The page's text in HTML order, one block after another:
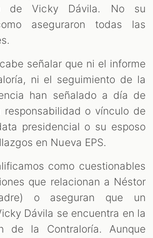
de Vicky Dávila. No su
aseguraron todas las
señalar que ni el informe
ni el seguimiento de la
han señalado a día de
responsabilidad o vínculo de
presidencial o su esposo
en Nueva EPS.
como cuestionables
que relacionan a Néstor
o aseguran que un
Dávila se encuentra en la
de la Contraloría. Aunque